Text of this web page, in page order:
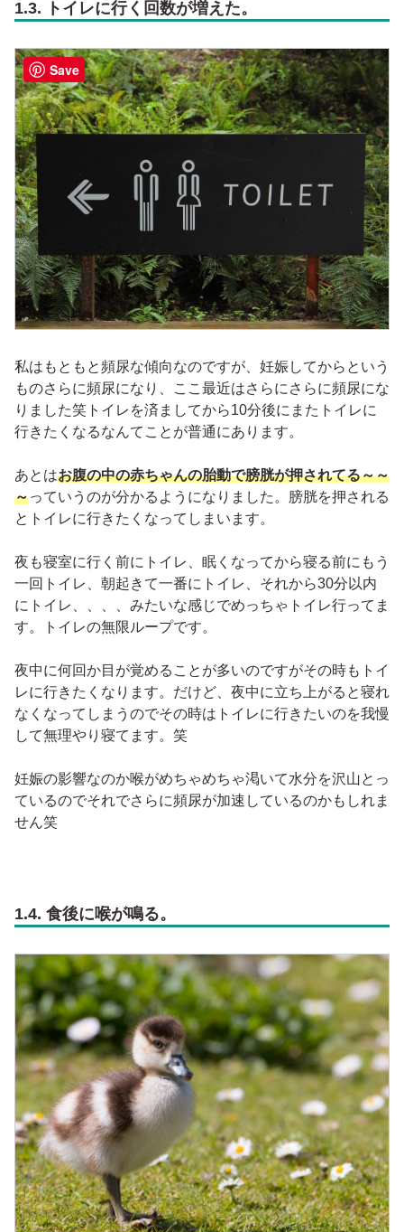
1.3. トイレに行く回数が増えた。
私はもともと頻尿な傾向なのですが、妊娠してからという
ものさらに頻尿になり、ここ最近はさらにさらに頻尿にな
りました笑トイレを済ましてから10分後にまたトイレに
行きたくなるなんてことが普通にあります。
あとはお腹の中の赤ちゃんの胎動で膀胱が押されてる～～
～っていうのが分かるようになりました。膀胱を押される
とトイレに行きたくなってしまいます。
夜も寝室に行く前にトイレ、眠くなってから寝る前にもう
一回トイレ、朝起きて一番にトイレ、それから30分以内
にトイレ、、、、みたいな感じでめっちゃトイレ行ってま
す。トイレの無限ループです。
夜中に何回か目が覚めることが多いのですがその時もトイ
レに行きたくなります。だけど、夜中に立ち上がると寝れ
なくなってしまうのでその時はトイレに行きたいのを我慢
して無理やり寝てます。笑
妊娠の影響なのか喉がめちゃめちゃ渇いて水分を沢山とっ
ているのでそれでさらに頻尿が加速しているのかもしれま
せん笑
1.4. 食後に喉が鳴る。
Save